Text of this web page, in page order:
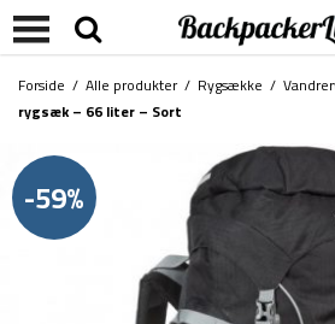
Forside / Alle produkter/ Rygsække /
rygsæk – 66 liter – Sort
-59%